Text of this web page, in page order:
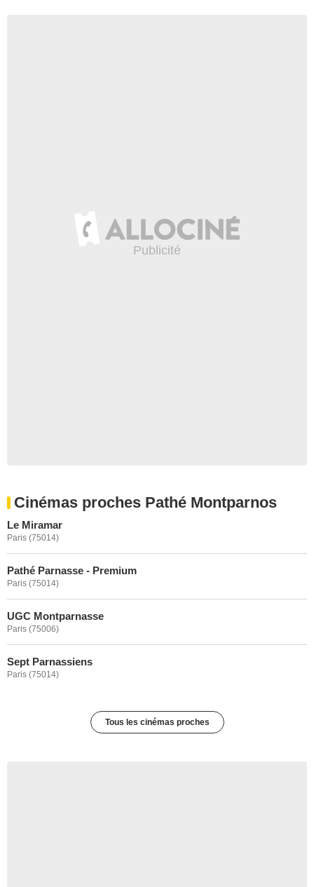
Cinémas proches Pathé Montparnos
Le Miramar
Paris (75014)
Pathé Parnasse - Premium
Paris (75014)
UGC Montparnasse
Paris (75006)
Sept Parnassiens
Paris (75014)
Tous les cinémas proches